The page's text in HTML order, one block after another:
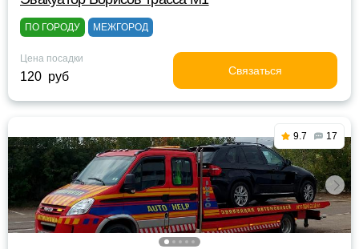
ПО ГОРОДУ МЕЖГОРОД
Цена посадки
120 руб Связаться
9.7 17